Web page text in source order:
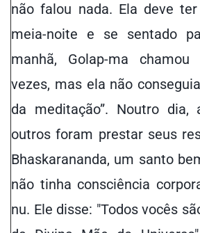
não falou nada. Ela deve
meia-noite e se sentado
manhã, Golap-ma
vezes, mas ela não
da meditação”. Noutro
outros foram prestar seus
Bhaskarananda, um santo
não tinha consciência
nu. Ele disse: "Todos vocês